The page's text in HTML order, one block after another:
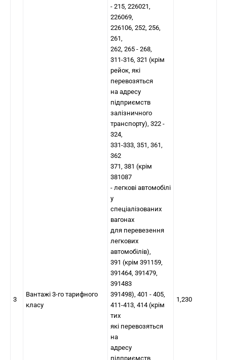
3
Вантажі 3-го тарифного
класу
- 215, 226021,
226069,
226106, 252, 256,
261,
262, 265 - 268,
311-316, 321 (крім
рейок, які
перевозяться
на адресу
підприємств
залізничного
транспорту), 322 -
324,
331-333, 351, 361,
362
371, 381 (крім
381087
- легкові автомобілі
у
спеціалізованих
вагонах
для перевезення
легкових
автомобілів),
391 (крім 391159,
391464, 391479,
391483
391498), 401 - 405,
411-413, 414 (крім
тих
які перевозяться
на
адресу
підприємств
1,230